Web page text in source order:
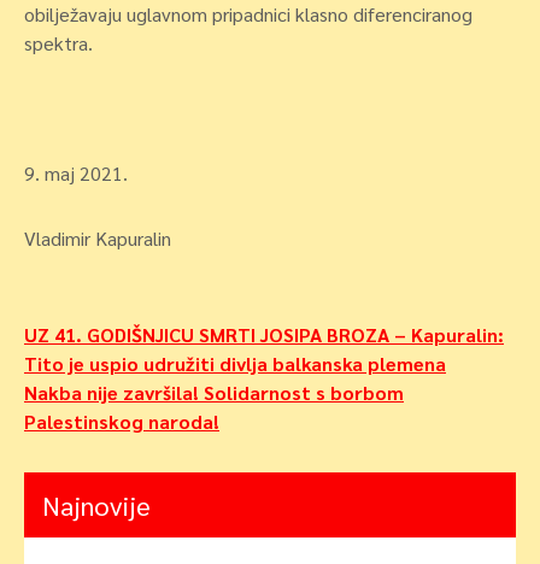
obilježavaju uglavnom pripadnici klasno diferenciranog
spektra.
9. maj 2021.
Vladimir Kapuralin
Navigacija
objava
UZ 41. GODIŠNJICU SMRTI JOSIPA BROZA – Kapuralin:
Tito je uspio udružiti divlja balkanska plemena
Nakba nije završila! Solidarnost s borbom
Palestinskog naroda!
Najnovije